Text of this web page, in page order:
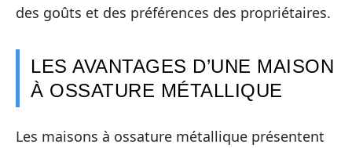
des goûts et des préférences des propriétaires.
LES AVANTAGES D’UNE MAISON
À OSSATURE MÉTALLIQUE
Les maisons à ossature métallique présentent